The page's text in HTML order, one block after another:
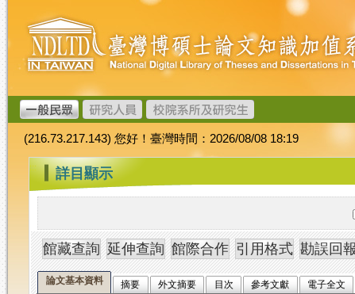
跳
到
主
要
內
容
臺
灣
博
碩
士
論
文
加
值
系
統
(216.73.217.143) 您好！臺灣時間：2026/08/08 18:19
::: 詳目顯示
論文基本資料 摘要 外文摘要 目次 參考文獻 電子全文